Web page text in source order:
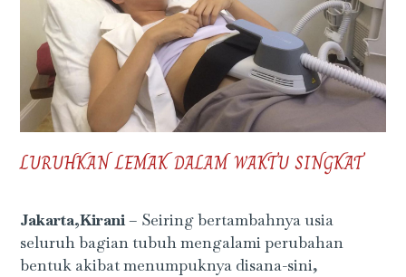
LURUHKAN LEMAK DALAM WAKTU SINGKAT
Jakarta,Kirani– Seiring bertambahnya usia
seluruh bagian tubuh mengalami perubahan
bentuk akibat menumpuknya disana-sini,